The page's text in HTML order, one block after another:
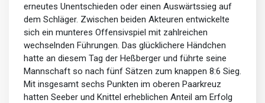
erneutes Unentschieden oder einen Auswärtssieg auf
dem Schläger. Zwischen beiden Akteuren entwickelte
sich ein munteres Offensivspiel mit zahlreichen
wechselnden Führungen. Das glücklichere Händchen
hatte an diesem Tag der Heßberger und führte seine
Mannschaft so nach fünf Sätzen zum knappen 8:6 Sieg.
Mit insgesamt sechs Punkten im oberen Paarkreuz
hatten Seeber und Knittel erheblichen Anteil am Erfolg